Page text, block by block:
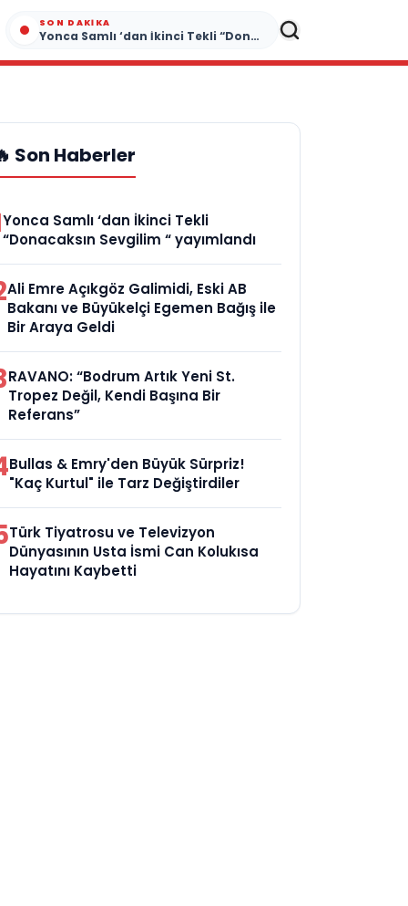
SON DAKIKA
Yonca Samlı ‘dan İkinci Tekli “Donacaksın Sevgilim “ yayımlandı
Son Haberler
Yonca Samlı ‘dan İkinci Tekli
“Donacaksın Sevgilim “ yayımlandı
Ali Emre Açıkgöz Galimidi, Eski AB
Bakanı ve Büyükelçi Egemen Bağış ile
Bir Araya Geldi
RAVANO: “Bodrum Artık Yeni St.
Tropez Değil, Kendi Başına Bir
Referans”
Bullas & Emry'den Büyük Sürpriz!
"Kaç Kurtul" ile Tarz Değiştirdiler
Türk Tiyatrosu ve Televizyon
Dünyasının Usta İsmi Can Kolukısa
Hayatını Kaybetti